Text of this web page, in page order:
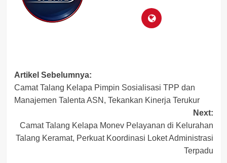
Post
navigation
Artikel Sebelumnya:
Camat Talang Kelapa Pimpin Sosialisasi TPP dan
Manajemen Talenta ASN, Tekankan Kinerja Terukur
Next:
Camat Talang Kelapa Monev Pelayanan di Kelurahan
Talang Keramat, Perkuat Koordinasi Loket Administrasi
Terpadu